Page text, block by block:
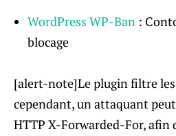
WordPress WP-Ban :
blocage
[alert-note]Le plugin filtre les
cependant, un attaquant
HTTP X-Forwarded-For, afin